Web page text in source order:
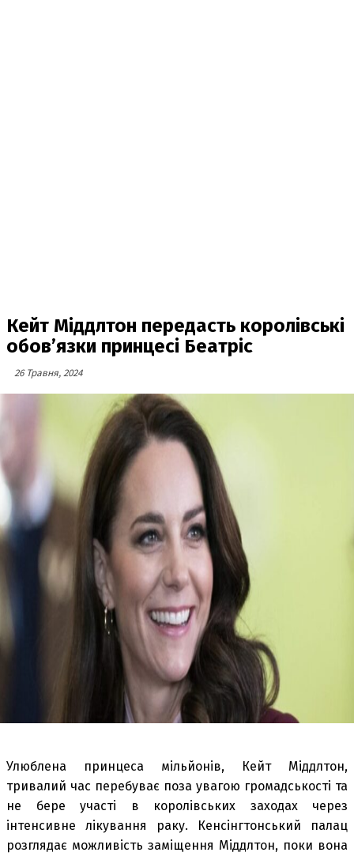
Кейт Міддлтон передасть королівські
обов’язки принцесі Беатріс
26 Травня, 2024
Улюблена принцеса мільйонів, Кейт Міддлтон,
тривалий час перебуває поза увагою громадськості та
не бере участі в королівських заходах через
інтенсивне лікування раку. Кенсінгтонський палац
розглядає можливість заміщення Міддлтон, поки вона